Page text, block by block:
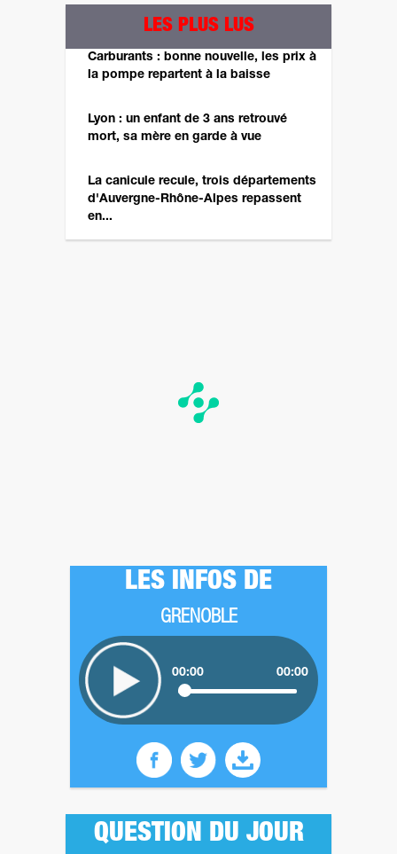
LES PLUS LUS
Carburants : bonne nouvelle, les prix à
la pompe repartent à la baisse
Lyon : un enfant de 3 ans retrouvé
mort, sa mère en garde à vue
La canicule recule, trois départements
d'Auvergne-Rhône-Alpes repassent
en...
LES INFOS DE
GRENOBLE
00:00 00:00
QUESTION DU JOUR